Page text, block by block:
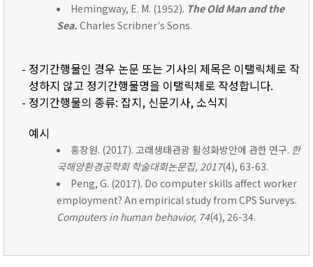
Hemingway, E. M. (1952). The Old Man and the
Sea. Charles Scribner's Sons.
- 정기간행물인 경우 논문 또는 기사의 제목은 이탤릭체로 작
성하지 않고 정기간행물명을 이탤릭체로 작성합니다.
- 정기간행물의 종류: 잡지, 신문기사, 소식지
예시
홍장원. (2017). 고래생태관광 활성화방안에 관한 연구. 한
국해양환경공학회 학술대회논문집, 2017(4), 63-63.
Peng, G. (2017). Do computer skills affect worker
employment? An empirical study from CPS Surveys.
Computers in human behavior, 74(4), 26-34.